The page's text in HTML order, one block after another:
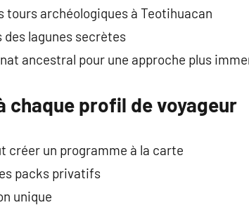
tours archéologiques à Teotihuacan
lagunes secrètes
ancestral pour une approche plus
chaque profil de voyageur
créer un programme à la carte
packs privatifs
unique